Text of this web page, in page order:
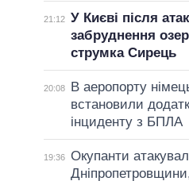
21:12 У Києві після
забруднення
струмка Сирець
20:08
В аеропорту
встановили
інциденту з БПЛА
19:36 Окупанти